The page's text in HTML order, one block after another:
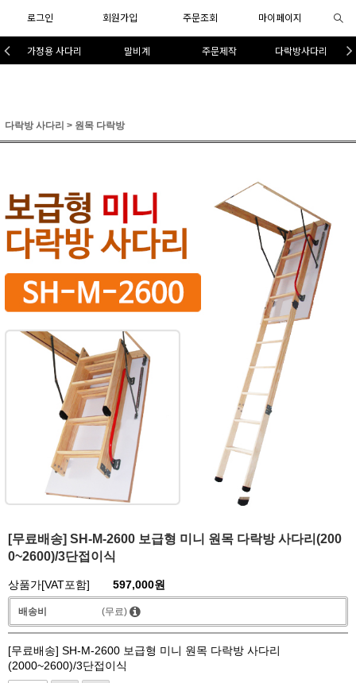
로그인 회원가입 주문조회 마이페이지
가정용 사다리 말비계 주문제작 다락방사다리
다락방 사다리 > 원목 다락방
[무료배송] SH-M-2600 보급형 미니 원목 다락방 사다리(200
0~2600)/3단접이식
상품가[VAT포함] 597,000원
배송비 (무료)
[무료배송] SH-M-2600 보급형 미니 원목 다락방 사다리
(2000~2600)/3단접이식